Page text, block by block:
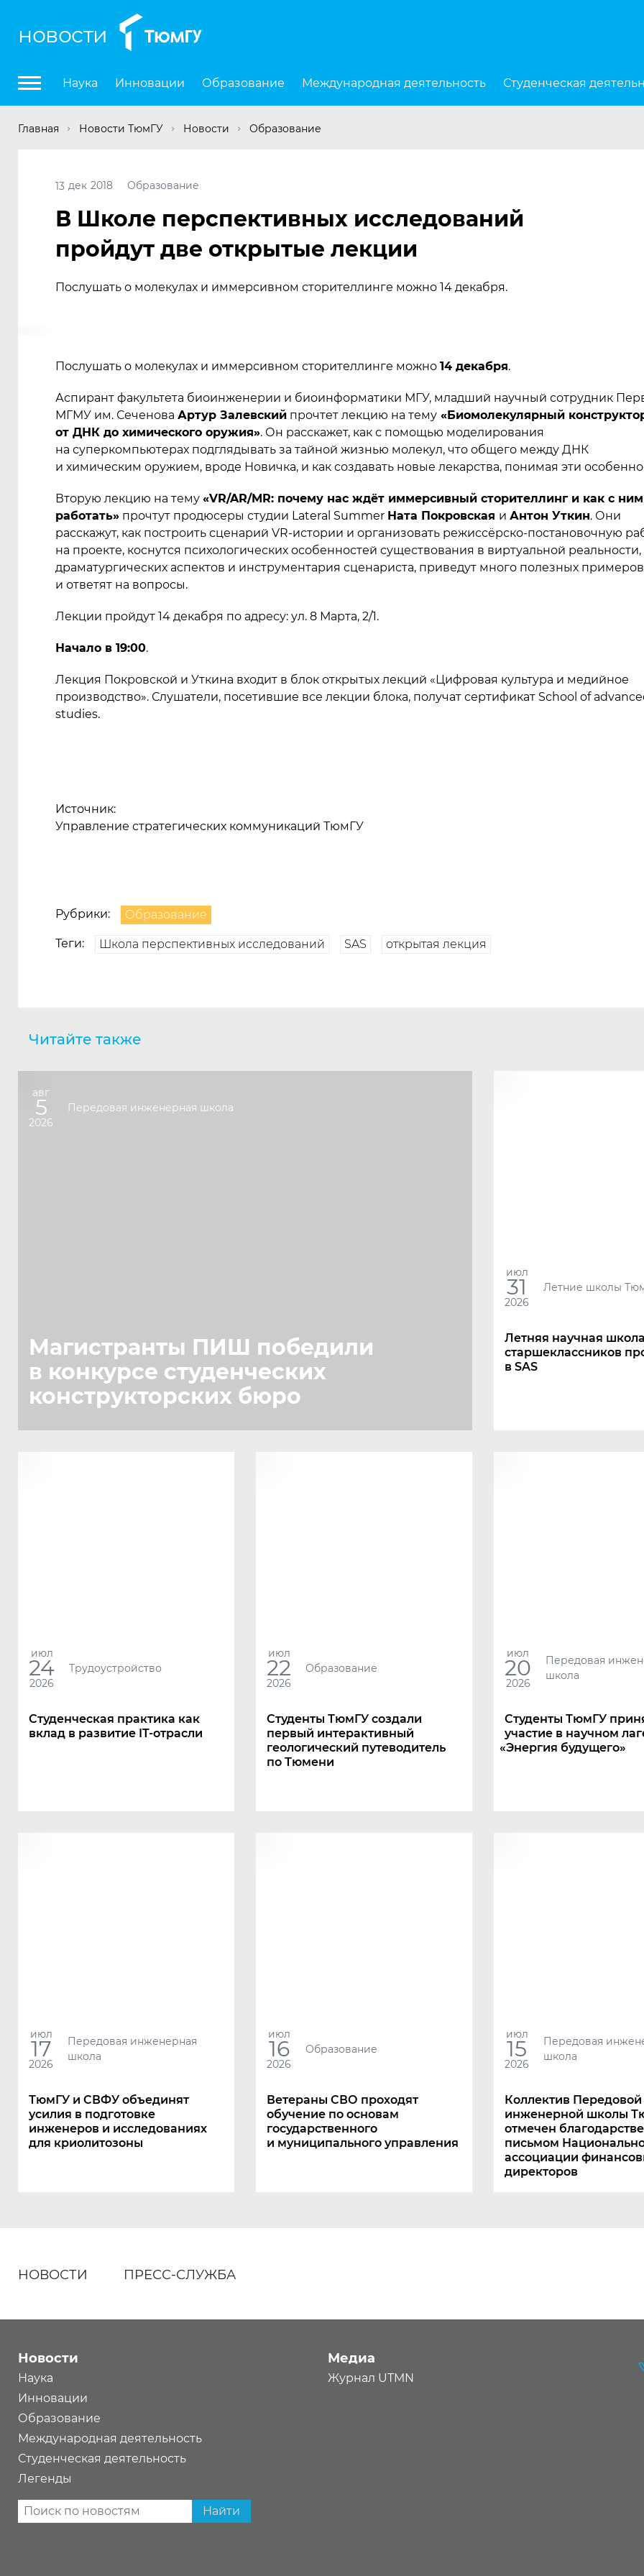
новости
Наука Инновации Образование Международная деятельность Студенческая
Главная Новости ТюмГУ Новости Образование
В Школе перспективных исследований
пройдут две открытые лекции
Послушать о молекулах и иммерсивном сторителлинге можно 14 декабря.
2018
дек
13 Образование
Послушать о молекулах и иммерсивном сторителлинге можно 14 декабря.
Аспирант факультета биоинженерии и биоинформатики МГУ, младший научный сотрудник
МГМУ им. Сеченова Артур Залевскийпрочтет лекцию на тему«Биомолекулярный
от ДНК до химического оружия». Он расскажет, как с помощью моделирования
на суперкомпьютерах подглядывать за тайной жизнью молекул, что общего между ДНК
и химическим оружием, вроде Новичка, и как создавать новые лекарства, понимая эти
Вторую лекцию на тему «VR/AR/MR: почему нас ждёт иммерсивный сторителлинг и как с ним
работать»прочтут продюсеры студии Lateral Summer Ната Покровская и Антон Уткин. Они
расскажут, как построить сценарий VR-истории и организовать режиссёрско-постановочную
на проекте, коснутся психологических особенностей существования в виртуальной реальности,
драматургических аспектов и инструментария сценариста, приведут много полезных примеров
и ответят на вопросы.
Лекции пройдут 14 декабря по адресу: ул. 8 Марта, 2/1.
Начало в 19:00.
Лекция Покровской и Уткина входит в блок открытых лекций «Цифровая культура и медийное
производство». Слушатели, посетившие все лекции блока, получат сертификат Sсhool of
studies.
Источник:
Управление стратегических коммуникаций ТюмГУ
Рубрики: Образование
Теги: Школа перспективных исследований SAS открытая лекция
Читайте также
авг
5
2026
Передовая инженерная школа
Магистранты ПИШ победили
в конкурсе студенческих
конструкторских бюро
июл
31
2026
Летние школы
Летняя научная
старшеклассников
в SAS
июл
24
2026
Трудоустройство
Студенческая практика как
вклад в развитие IT-отрасли
июл
22
2026
Образование
Студенты ТюмГУ создали
первый интерактивный
геологический путеводитель
по Тюмени
июл
20
2026
Передовая
школа
Студенты ТюмГУ
участие в научном
«Энергия будущего»
июл
17
2026
Передовая инженерная
школа
ТюмГУ и СВФУ объединят
усилия в подготовке
инженеров и исследованиях
для криолитозоны
июл
16
2026
Образование
Ветераны СВО проходят
обучение по основам
государственного
и муниципального управления
июл
15
2026
Передовая
школа
Коллектив Передовой
инженерной школы
отмечен
письмом
ассоциации
директоров
НОВОСТИ ПРЕСС-СЛУЖБА
Новости
Наука
Инновации
Образование
Международная деятельность
Студенческая деятельность
Легенды
Медиа
Журнал UTMN
Найти